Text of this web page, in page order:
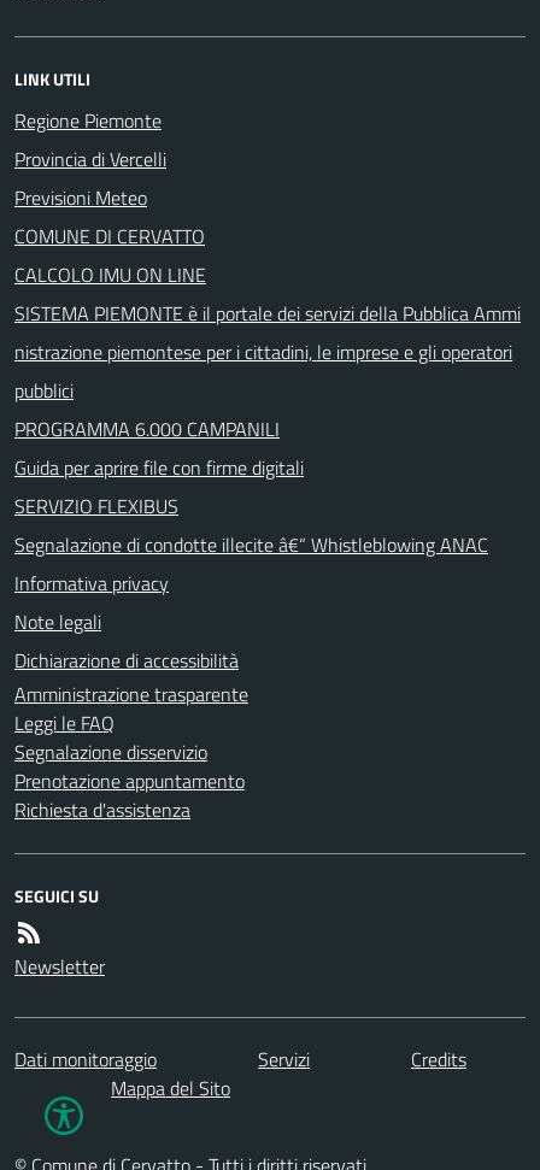
LINK UTILI
Regione Piemonte
Provincia di Vercelli
Previsioni Meteo
COMUNE DI CERVATTO
CALCOLO IMU ON LINE
SISTEMA PIEMONTE è il portale dei servizi della Pubblica Ammi
nistrazione piemontese per i cittadini, le imprese e gli operatori
pubblici
PROGRAMMA 6.000 CAMPANILI
Guida per aprire file con firme digitali
SERVIZIO FLEXIBUS
Segnalazione di condotte illecite â€“ Whistleblowing ANAC
Informativa privacy
Note legali
Dichiarazione di accessibilità
Amministrazione trasparente
Leggi le FAQ
Segnalazione disservizio
Prenotazione appuntamento
Richiesta d'assistenza
SEGUICI SU
Newsletter
Dati monitoraggio Servizi
Credits
Mappa del Sito